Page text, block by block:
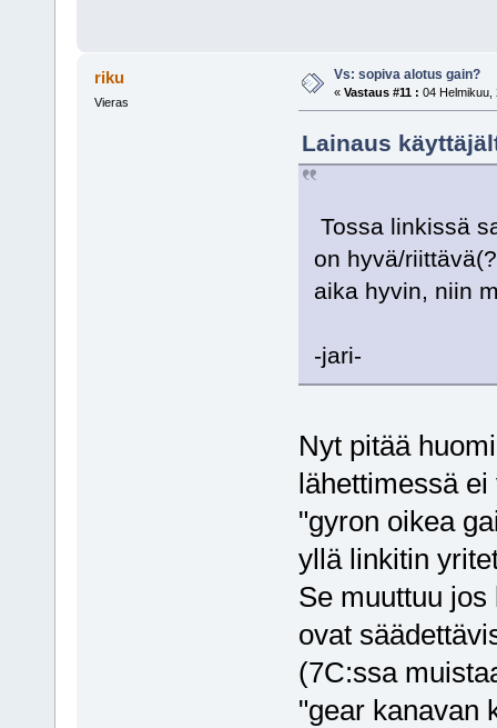
riku
Vieras
Vs: sopiva alotus gain?
« Vastaus #11 : 04 Helmikuu,
Lainaus
Tossa linkissä
on hyvä/
aika hyvin, niin
-jari-
Nyt pitää
lähettimessä
"gyron oikea
yllä linkitin
Se muuttuu
ovat
(7C:ssa
"gear kanavan